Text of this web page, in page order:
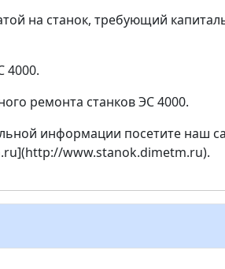
на станок, требующий
4000.
ремонта станков ЭС 4000.
информации посетите наш
www.stanok.dimetm.ru).